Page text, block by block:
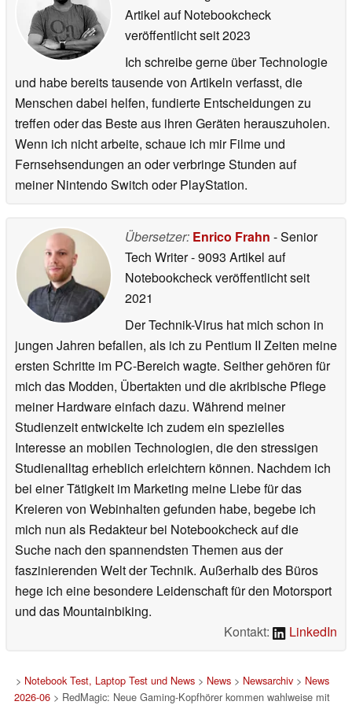
Artikel auf Notebookcheck
veröffentlichtseit 2023
Ich schreibe gerne über Technologie
und habe bereits tausende von Artikeln verfasst, die
Menschen dabei helfen, fundierte Entscheidungen zu
treffen oder das Beste aus ihren Geräten herauszuholen.
Wenn ich nicht arbeite, schaue ich mir Filme und
Fernsehsendungen an oder verbringe Stunden auf
meiner Nintendo Switch oder PlayStation.
Übersetzer: Enrico Frahn - Senior
Tech Writer- 9093 Artikel auf
Notebookcheck veröffentlichtseit
2021
Der Technik-Virus hat mich schon in
jungen Jahren befallen, als ich zu Pentium II Zeiten meine
ersten Schritte im PC-Bereich wagte. Seither gehören für
mich das Modden, Übertakten und die akribische Pflege
meiner Hardware einfach dazu. Während meiner
Studienzeit entwickelte ich zudem ein spezielles
Interesse an mobilen Technologien, die den stressigen
Studienalltag erheblich erleichtern können. Nachdem ich
bei einer Tätigkeit im Marketing meine Liebe für das
Kreieren von Webinhalten gefunden habe, begebe ich
mich nun als Redakteur bei Notebookcheck auf die
Suche nach den spannendsten Themen aus der
faszinierenden Welt der Technik. Außerhalb des Büros
hege ich eine besondere Leidenschaft für den Motorsport
und das Mountainbiking.
Kontakt:
LinkedIn
> Notebook Test, Laptop Test und News> News> Newsarchiv> News
2026-06 > RedMagic: Neue Gaming-Kopfhörer kommen wahlweise mit